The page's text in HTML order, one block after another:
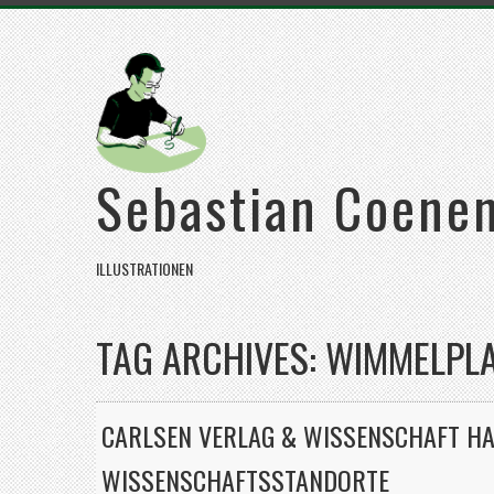
Sebastian
ILLUSTRATIONEN
TAG ARCHIVES:
CARLSEN VERLAG & WISSENSCHAFT
WISSENSCHAFTSSTANDORTE